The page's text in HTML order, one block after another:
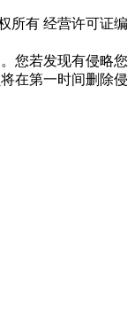
所有 经营许可证编
您若发现有侵略您
在第一时间删除侵